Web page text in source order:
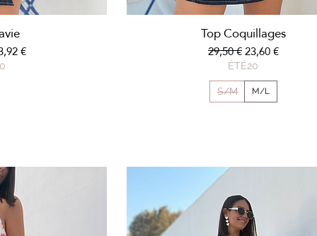
promotionnel
€
Aperçu rapide
Top Coquillages
Prix original
29,50 €Prix
23,60 €
ÉTÉ20
S/M M/L